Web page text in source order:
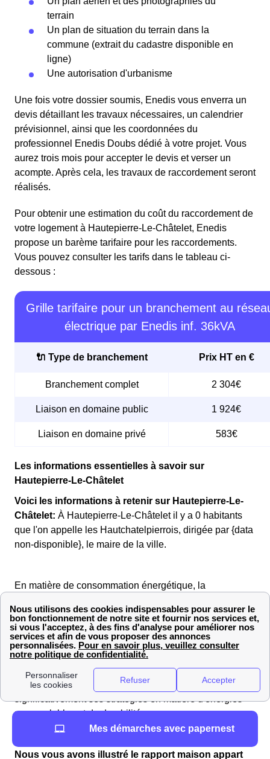
terrain
Un plan de situation du terrain dans la
commune (extrait du cadastre disponible en
ligne)
Une autorisation d'urbanisme
Une fois votre dossier soumis, Enedis vous enverra un
devis détaillant les travaux nécessaires, un calendrier
prévisionnel, ainsi que les coordonnées du
professionnel Enedis Doubs dédié à votre projet. Vous
aurez trois mois pour accepter le devis et verser un
acompte. Après cela, les travaux de raccordement seront
réalisés.
Pour obtenir une estimation du coût du raccordement de
votre logement à Hautepierre-Le-Châtelet, Enedis
propose un barème tarifaire pour les raccordements.
Vous pouvez consulter les tarifs dans le tableau ci-
dessous :
Grille tarifaire pour un branchement au
électrique par Enedis inf. 36kVA
🔌 Type de branchement Prix HT en €
Branchement complet 2 304€
Liaison en domaine public 1 924€
Liaison en domaine privé 583€
Les informations essentielles à savoir sur
Hautepierre-Le-Châtelet
Voici les informations à retenir sur Hautepierre-Le-
Châtelet: À Hautepierre-Le-Châtelet il y a 0 habitants
que l'on appelle les Hautchatelpierrois, dirigée par {data
non-disponible}, le maire de la ville.
En matière de consommation énergétique, la
Châtelet s'élève à9 703et la consommation moyenne
de gaz à7 810.
À Hautepierre-Le-Châtelet bénéficie de1845 heures
par an heures d'ensoleillement par an, ce qui influence
significativement ses stratégies en matière d'énergies
renouvelables et de durabilité.
Nous vous avons illustré le rapport maison appart
Mes démarches avec papernest